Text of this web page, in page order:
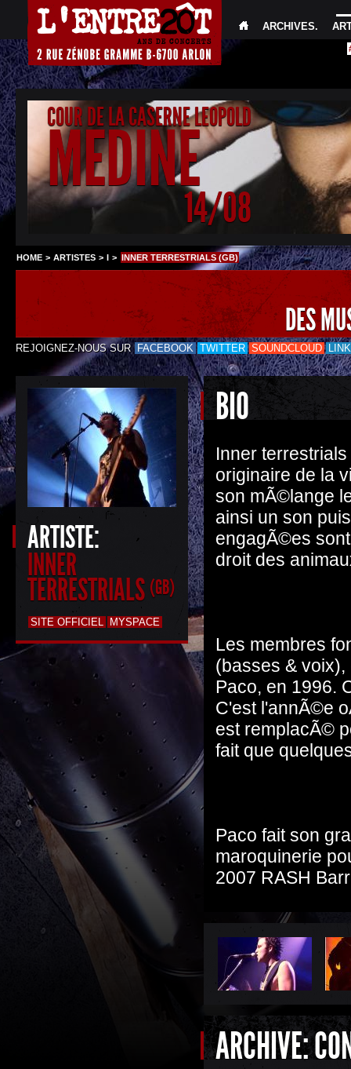
ARCHIVES.
COUR DE LA CASERNE LEOPOLD
MEDINE
14/08
HOME > ARTISTES > I > INNER TERRESTRIALS (GB)
DES
REJOIGNEZ-NOUS SUR FACEBOOK TWITTER SOUNDCLOUD
ARTISTE:
INNER
TERRESTRIALS (GB)
SITE OFFICIEL MYSPACE
BIO
Inner
originaire de la
son mÃ©lange
ainsi un son
engagÃ©es
droit des
Les membres
(basses &
Paco, en 1996.
C'est l'annÃ©e
est remplacÃ©
fait que
Paco fait son
maroquinerie
2007 RASH
ARCHIVE: